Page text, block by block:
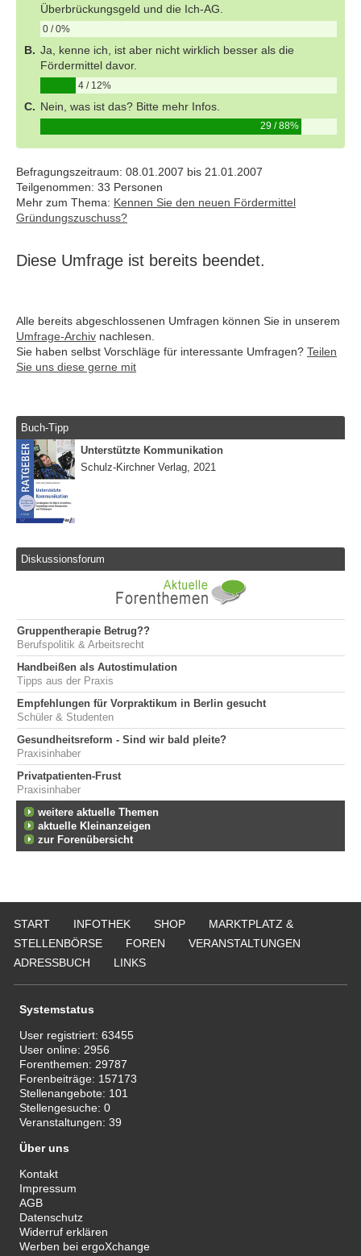
Überbrückungsgeld und die Ich-AG.
0 / 0%
B. Ja, kenne ich, ist aber nicht wirklich besser als die
Fördermittel davor.
4 / 12%
C. Nein, was ist das? Bitte mehr Infos.
29 / 88%
Befragungszeitraum: 08.01.2007 bis 21.01.2007
Teilgenommen: 33 Personen
Mehr zum Thema: Kennen Sie den neuen Fördermittel
Gründungszuschuss?
Diese Umfrage ist bereits beendet.
Alle bereits abgeschlossenen Umfragen können Sie in unserem
Umfrage-Archiv nachlesen.
Sie haben selbst Vorschläge für interessante Umfragen? Teilen
Sie uns diese gerne mit
Buch-Tipp
Unterstützte Kommunikation
Schulz-Kirchner Verlag, 2021
Diskussionsforum
Gruppentherapie Betrug??
Berufspolitik & Arbeitsrecht
Handbeißen als Autostimulation
Tipps aus der Praxis
Empfehlungen für Vorpraktikum in Berlin gesucht
Schüler & Studenten
Gesundheitsreform - Sind wir bald pleite?
Praxisinhaber
Privatpatienten-Frust
Praxisinhaber
weitere aktuelle Themen
aktuelle Kleinanzeigen
zur Forenübersicht
START INFOTHEK SHOP
MARKTPLATZ &
STELLENBÖRSE
FOREN
VERANSTALTUNGEN
ADRESSBUCH
LINKS
Systemstatus
User registriert:63455
User online: 2956
Forenthemen: 29787
Forenbeiträge: 157173
Stellenangebote: 101
Stellengesuche:0
Veranstaltungen:39
Über uns
Kontakt
Impressum
AGB
Datenschutz
Widerruf erklären
Werben bei ergoXchange